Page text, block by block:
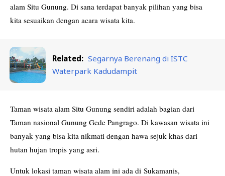
alam Situ Gunung. Di sana terdapat banyak pilihan yang bisa
kita sesuaikan dengan acara wisata kita.
Related: Segarnya Berenang di ISTC
Waterpark Kadudampit
Taman wisata alam Situ Gunung sendiri adalah bagian dari
Taman nasional Gunung Gede Pangrago. Di kawasan wisata ini
banyak yang bisa kita nikmati dengan hawa sejuk khas dari
hutan hujan tropis yang asri.
Untuk lokasi taman wisata alam ini ada di Sukamanis,